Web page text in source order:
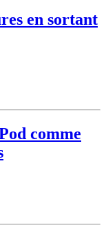
en sortant
comme